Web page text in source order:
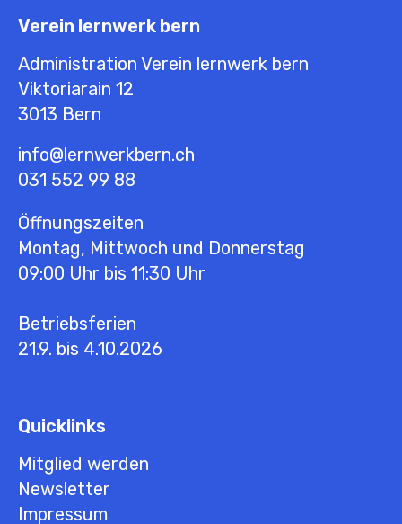
Verein lernwerk bern
Administration Verein lernwerk bern
Viktoriarain 12
3013 Bern
info@lernwerkbern.ch
031 552 99 88
Öffnungszeiten
Montag, Mittwoch und Donnerstag
09:00 Uhr bis 11:30 Uhr
Betriebsferien
21.9. bis 4.10.2026
Quicklinks
Mitglied werden
Newsletter
Impressum